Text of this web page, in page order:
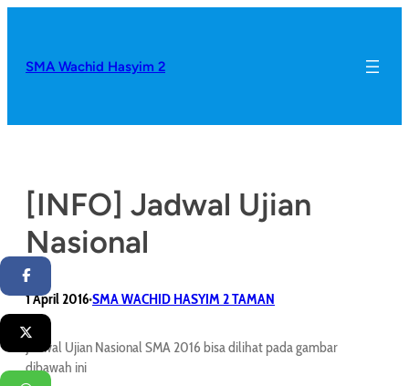
SMA Wachid Hasyim 2
[INFO] Jadwal Ujian
Nasional
1 April 2016•SMA WACHID HASYIM 2 TAMAN
Jadwal Ujian Nasional SMA 2016 bisa dilihat pada gambar
dibawah ini